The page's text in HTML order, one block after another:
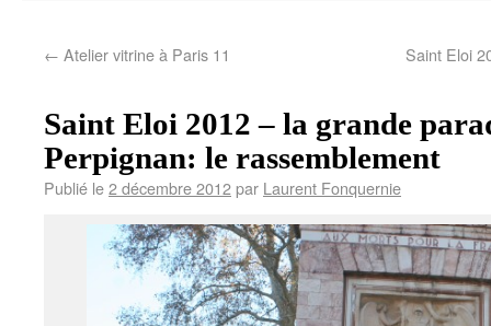
← Atelier vitrine à Paris 11 Saint Eloi
Saint Eloi 2012 – la grande
Perpignan: le rassemblement
Publié le2 décembre 2012par Laurent Fonquernie